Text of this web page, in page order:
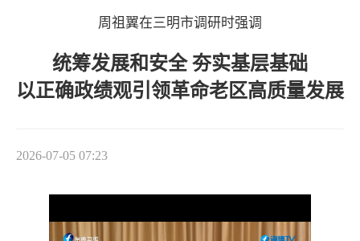
周祖翼在三明市调研时强调
统筹发展和安全 夯实基层基础
以正确政绩观引领革命老区高质量发展
2026-07-05 07:23